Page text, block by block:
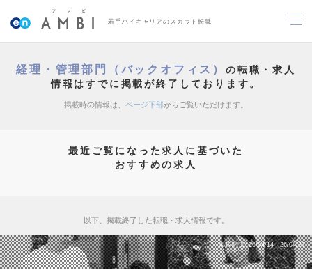
若手ハイキャリアのスカウト転職
経理・管理部門（バックオフィス） の転職・求人
情報はすでに掲載が終了しております。
掲載時の情報は、 ページ下部からご覧いただけます。
最近ご覧になった求人に基づいた
おすすめの求人
以下、掲載終了した転職・求人情報です。
掲載期間 26/04/14～26/04/27